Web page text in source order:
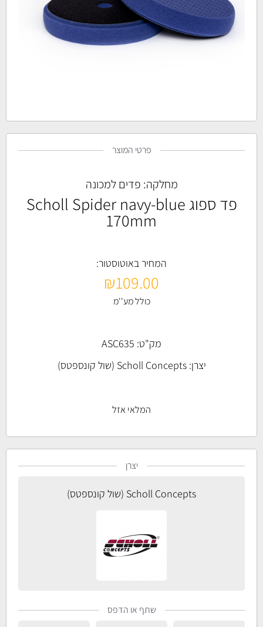
פרטי המוצר
מחלקה: פדים למכונה
פד ספוג Scholl Spider navy-blue
170mm
המחיר באוטוסטור:
₪109.00
כולל מע''מ
מק"ט: ASC635
יצרן:Scholl Concepts (שול קונספטס)
המלאי אזל
יצרן
Scholl Concepts (שול קונספטס)
שתף או הדפס